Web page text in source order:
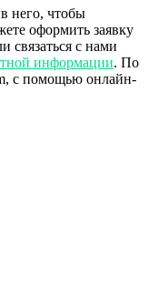
него, чтобы
оформить заявку
связаться с нами
информации. По
с помощью онлайн-